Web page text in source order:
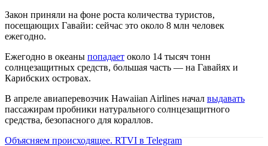
Закон приняли на фоне роста количества туристов,
посещающих Гавайи: сейчас это около 8 млн человек
ежегодно.
Ежегодно в океаны попадает около 14 тысяч тонн
солнцезащитных средств, большая часть — на Гавайях и
Карибских островах.
В апреле авиаперевозчик Hawaiian Airlines начал выдавать
пассажирам пробники натурального солнцезащитного
средства, безопасного для кораллов.
Объясняем происходящее. RTVI в Telegram